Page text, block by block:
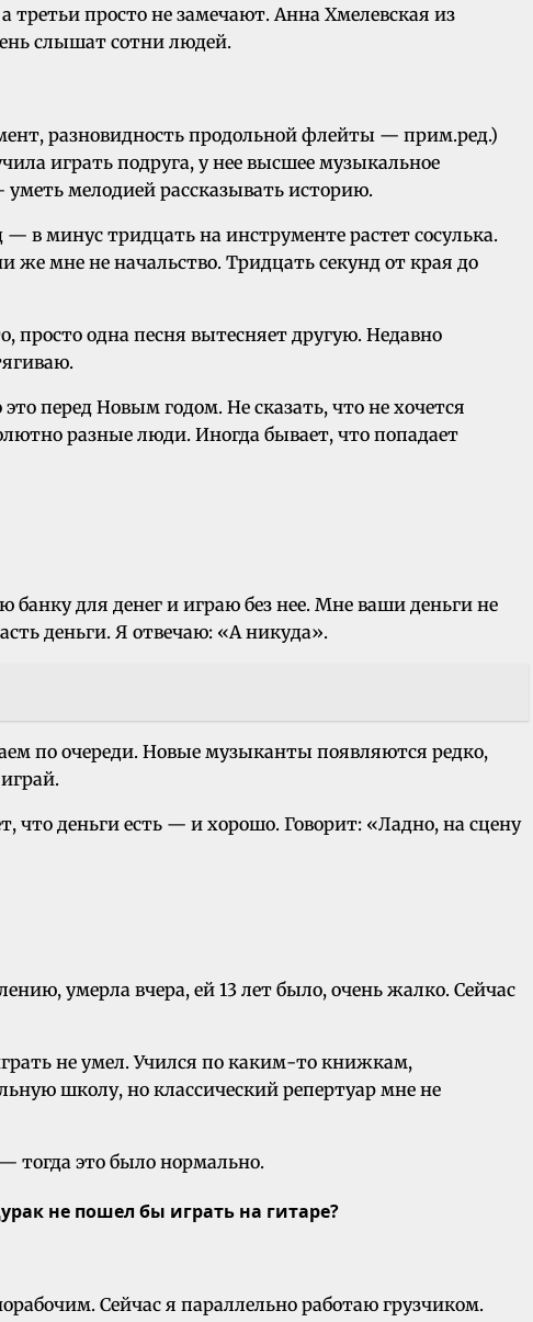
просто не замечают. Анна Хмелевская из
слышат сотни людей.
разновидность продольной флейты — прим.ред.)
играть подруга, у нее высшее музыкальное
мелодией рассказывать историю.
в минус тридцать на инструменте растет сосулька.
мне не начальство. Тридцать секунд от края до
просто одна песня вытесняет другую. Недавно
перед Новым годом. Не сказать, что не хочется
разные люди. Иногда бывает, что попадает
банку для денег и играю без нее. Мне ваши деньги не
деньги. Я отвечаю: «А никуда».
по очереди. Новые музыканты появляются редко,
что деньги есть — и хорошо. Говорит: «Ладно, на сцену
умерла вчера, ей 13 лет было, очень жалко. Сейчас
не умел. Учился по каким-то книжкам,
школу, но классический репертуар мне не
тогда это было нормально.
не пошел бы играть на гитаре?
Сейчас я параллельно работаю грузчиком.